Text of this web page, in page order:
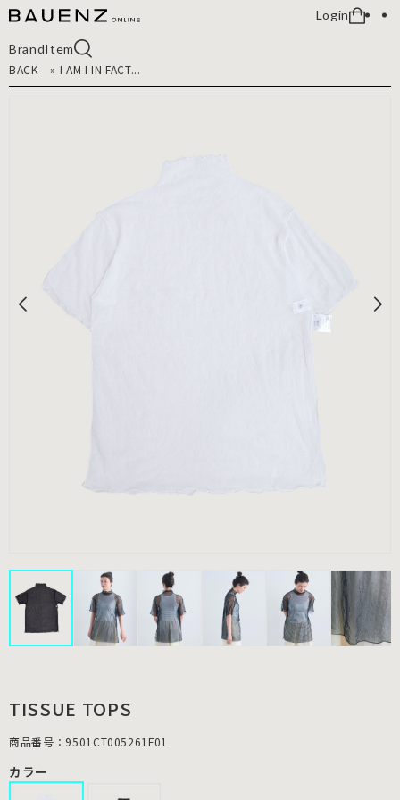
Login
BrandItem
BACK
» I AM I IN FACT...
TISSUE TOPS
商品番号：9501CT005261F01
カラー